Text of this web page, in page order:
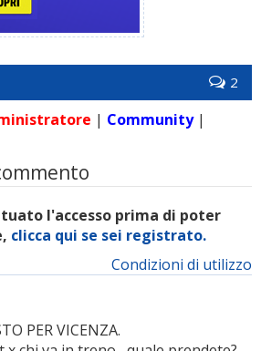
2
| Community|
l'accesso prima di poter
clicca qui se sei registrato.
Condizioni di utilizzo
PER VICENZA.